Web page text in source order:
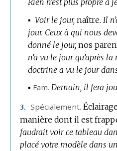
▪ Voir le jour, naître. Il
jour. Ceux à qui nous
donné le jour, nos
n’a vu le jour qu’après
doctrine a vu le jour
▪ Fam. Demain, il fera
3. Spécialement.
manière dont il est
faudrait voir ce tableau
placé votre modèle dans